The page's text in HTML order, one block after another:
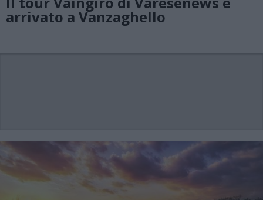
arrivato a Vanzaghello